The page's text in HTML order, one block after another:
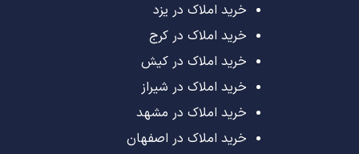
خرید املاک در یزد
خرید املاک در کرج
خرید املاک در کیش
خرید املاک در شیراز
خرید املاک در مشهد
خرید املاک در اصفهان